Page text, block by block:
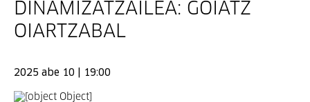
DINAMIZATZAILEA: GOIATZ
OIARTZABAL
2025 abe 10 | 19:00